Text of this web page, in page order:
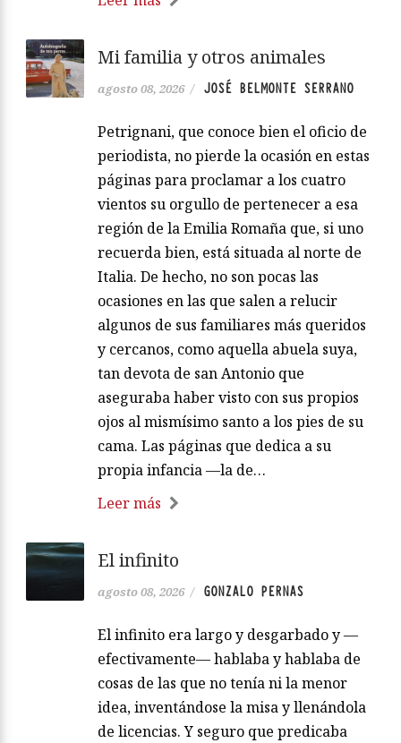
Mi familia y otros animales
agosto 08, 2026 / JOSÉ BELMONTE SERRANO
Petrignani, que conoce bien el oficio de
periodista, no pierde la ocasión en estas
páginas para proclamar a los cuatro
vientos su orgullo de pertenecer a esa
región de la Emilia Romaña que, si uno
recuerda bien, está situada al norte de
Italia. De hecho, no son pocas las
ocasiones en las que salen a relucir
algunos de sus familiares más queridos
y cercanos, como aquella abuela suya,
tan devota de san Antonio que
aseguraba haber visto con sus propios
ojos al mismísimo santo a los pies de su
cama. Las páginas que dedica a su
propia infancia —la de…
Leer más
El infinito
agosto 08, 2026 / GONZALO PERNAS
El infinito era largo y desgarbado y —
efectivamente— hablaba y hablaba de
cosas de las que no tenía ni la menor
idea, inventándose la misa y llenándola
de licencias. Y seguro que predicaba